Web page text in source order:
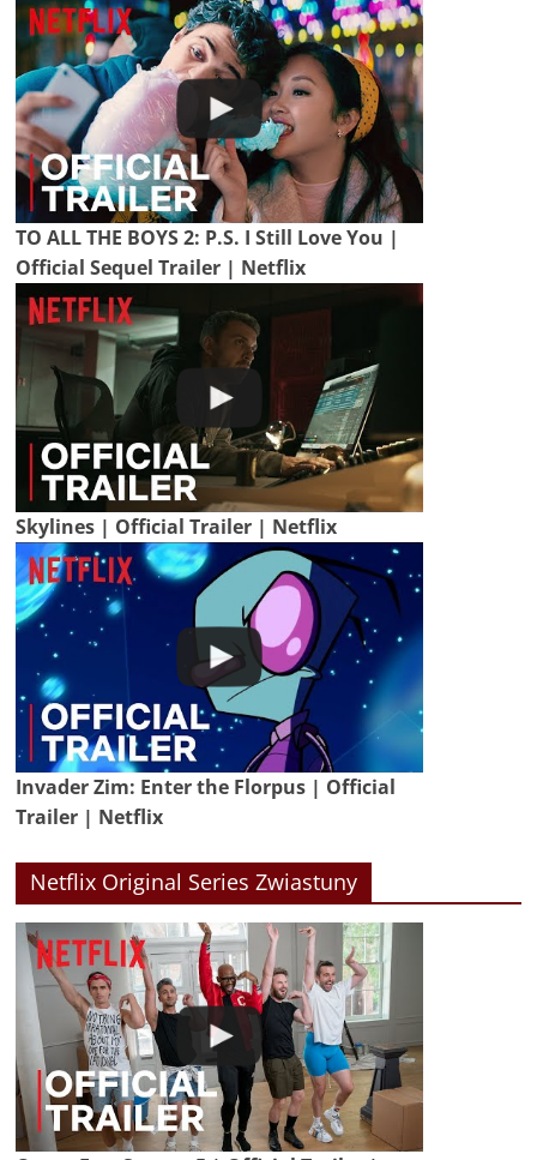
TO ALL THE BOYS 2: P.S. I Still Love You |
Official Sequel Trailer | Netflix
Skylines | Official Trailer | Netflix
Invader Zim: Enter the Florpus | Official
Trailer | Netflix
Netflix Original Series Zwiastuny